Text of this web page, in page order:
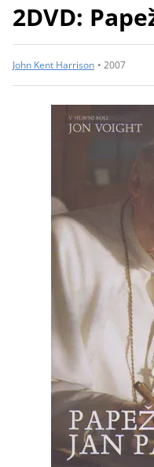
2DVD:
John Kent Harrison • 2007